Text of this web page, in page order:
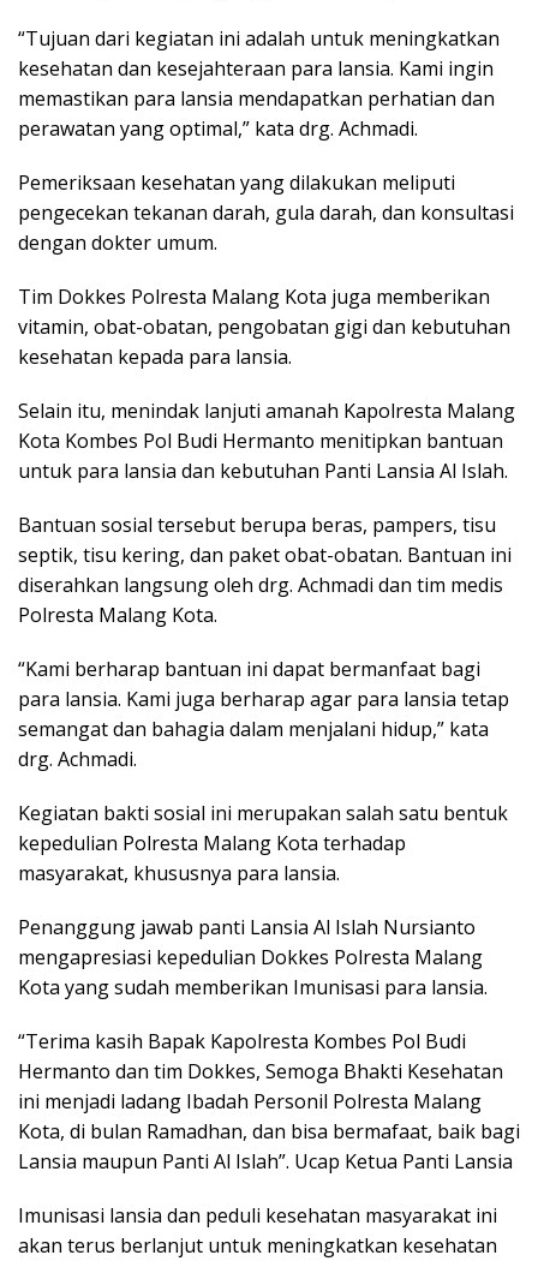
“Tujuan dari kegiatan ini adalah untuk meningkatkan
kesehatan dan kesejahteraan para lansia. Kami ingin
memastikan para lansia mendapatkan perhatian dan
perawatan yang optimal,” kata drg. Achmadi.
Pemeriksaan kesehatan yang dilakukan meliputi
pengecekan tekanan darah, gula darah, dan konsultasi
dengan dokter umum.
Tim Dokkes Polresta Malang Kota juga memberikan
vitamin, obat-obatan, pengobatan gigi dan kebutuhan
kesehatan kepada para lansia.
Selain itu, menindak lanjuti amanah Kapolresta Malang
Kota Kombes Pol Budi Hermanto menitipkan bantuan
untuk para lansia dan kebutuhan Panti Lansia Al Islah.
Bantuan sosial tersebut berupa beras, pampers, tisu
septik, tisu kering, dan paket obat-obatan. Bantuan ini
diserahkan langsung oleh drg. Achmadi dan tim medis
Polresta Malang Kota.
“Kami berharap bantuan ini dapat bermanfaat bagi
para lansia. Kami juga berharap agar para lansia tetap
semangat dan bahagia dalam menjalani hidup,” kata
drg. Achmadi.
Kegiatan bakti sosial ini merupakan salah satu bentuk
kepedulian Polresta Malang Kota terhadap
masyarakat, khususnya para lansia.
Penanggung jawab panti Lansia Al Islah Nursianto
mengapresiasi kepedulian Dokkes Polresta Malang
Kota yang sudah memberikan Imunisasi para lansia.
“Terima kasih Bapak Kapolresta Kombes Pol Budi
Hermanto dan tim Dokkes, Semoga Bhakti Kesehatan
ini menjadi ladang Ibadah Personil Polresta Malang
Kota, di bulan Ramadhan, dan bisa bermafaat, baik bagi
Lansia maupun Panti Al Islah”. Ucap Ketua Panti Lansia
Imunisasi lansia dan peduli kesehatan masyarakat ini
akan terus berlanjut untuk meningkatkan kesehatan